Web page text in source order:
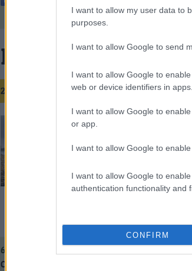
I want to allow my user data to
purposes.
I want to allow Google to send
I want to allow Google to
web or device identifiers in apps.
I want to allow Google to
or app.
I want to allow Google to
I want to allow Google to
authentication functionality and
CONFIRM
Kiszárad az ország
2012.08.21. 11:24 Fent és Lent
Magyarországon extrém
lesz a sajtó. Elnézve a három
lehangolóak. Balaton:
66
Címkék: